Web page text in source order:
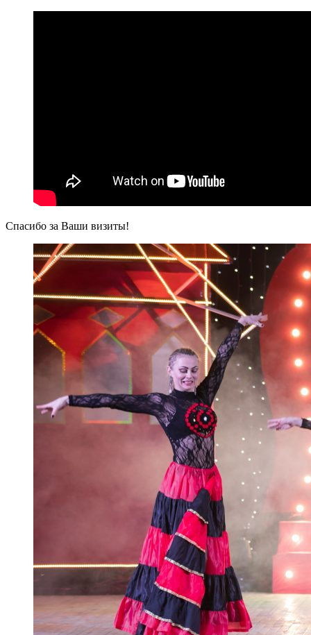
Спасибо за Ваши визиты!